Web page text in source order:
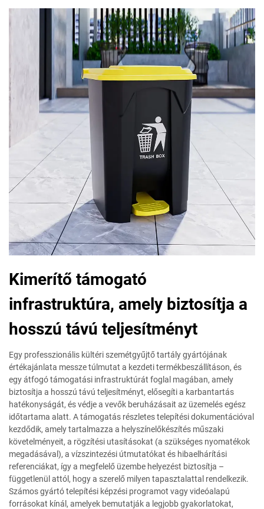
Kimerítő támogató
infrastruktúra, amely biztosítja a
hosszú távú teljesítményt
Egy professzionális kültéri szemétgyűjtő tartály gyártójának
értékajánlata messze túlmutat a kezdeti termékbeszállításon, és
egy átfogó támogatási infrastruktúrát foglal magában, amely
biztosítja a hosszú távú teljesítményt, elősegíti a karbantartás
hatékonyságát, és védje a vevők beruházásait az üzemelés egész
időtartama alatt. A támogatás részletes telepítési dokumentációval
kezdődik, amely tartalmazza a helyszínelőkészítés műszaki
követelményeit, a rögzítési utasításokat (a szükséges nyomatékok
megadásával), a vízszintezési útmutatókat és hibaelhárítási
referenciákat, így a megfelelő üzembe helyezést biztosítja –
függetlenül attól, hogy a szerelő milyen tapasztalattal rendelkezik.
Számos gyártó telepítési képzési programot vagy videóalapú
forrásokat kínál, amelyek bemutatják a legjobb gyakorlatokat,